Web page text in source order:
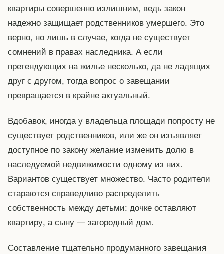
квартиры совершенно излишним, ведь закон
надежно защищает родственников умершего. Это
верно, но лишь в случае, когда не существует
сомнений в правах наследника. А если
претендующих на жилье несколько, да не ладящих
друг с другом, тогда вопрос о завещании
превращается в крайне актуальный.
Вдобавок, иногда у владельца площади попросту не
существует родственников, или же он изъявляет
доступное по закону желание изменить долю в
наследуемой недвижимости одному из них.
Вариантов существует множество. Часто родители
стараются справедливо распределить
собственность между детьми: дочке оставляют
квартиру, а сыну — загородный дом.
Составление тщательно продуманного завещания